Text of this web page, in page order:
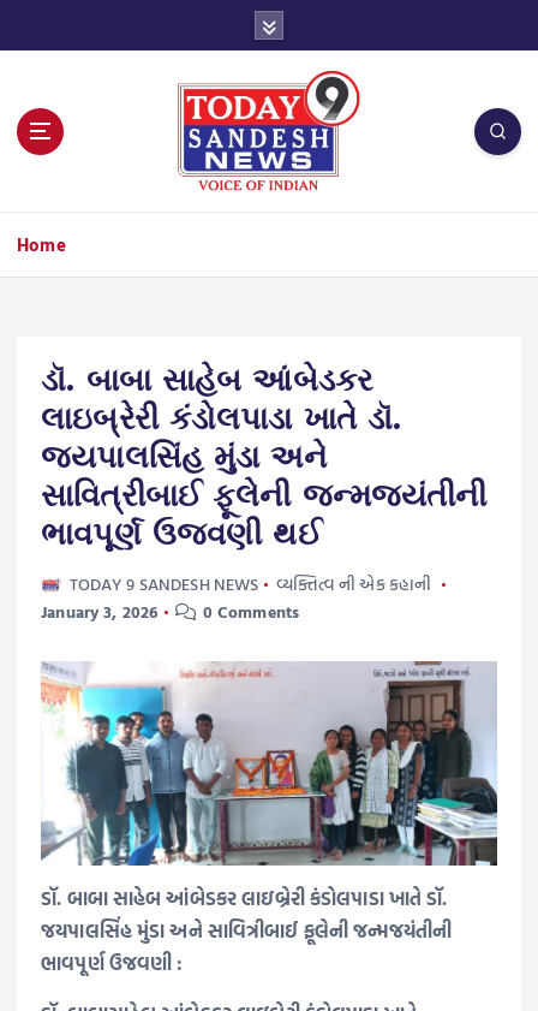
Home
ડૉ. બાબા સાહેબ આંબેડકર
લાઇબ્રેરી કંડોલપાડા ખાતે ડૉ.
જયપાલસિંહ મુંડા અને
સાવિત્રીબાઈ ફૂલેની જન્મજયંતીની
ભાવપૂર્ણ ઉજવણી થઈ
TODAY 9 SANDESH NEWS
વ્યક્તિત્વ ની એક કહાની
January 3, 2026
0 Comments
ડૉ. બાબા સાહેબ આંબેડકર લાઇબ્રેરી કંડોલપાડા ખાતે ડૉ.
જયપાલસિંહ મુંડા અને સાવિત્રીબાઈ ફૂલેની જન્મજયંતીની
ભાવપૂર્ણ ઉજવણી :